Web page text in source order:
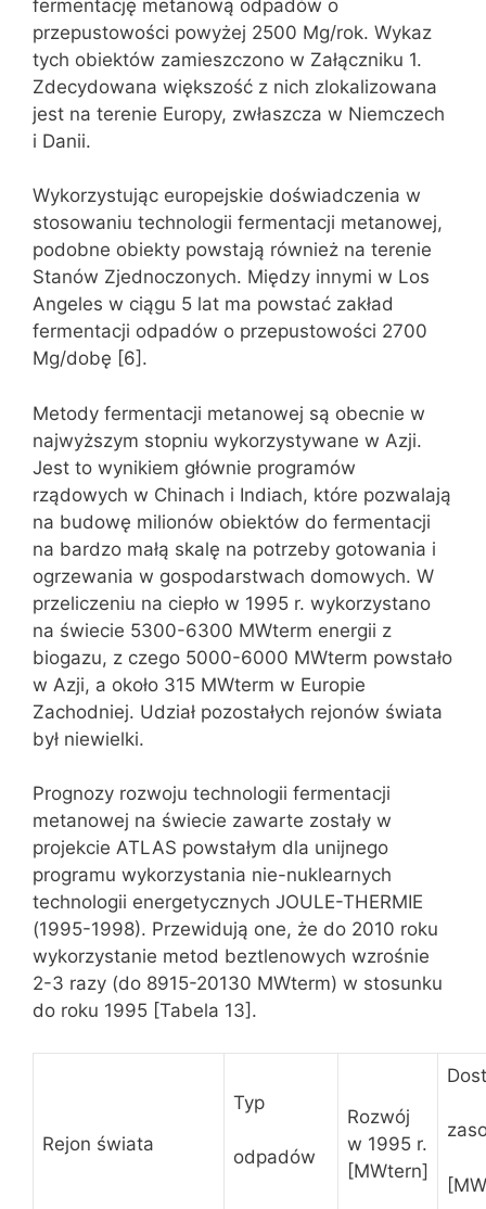
fermentację metanową odpadów o
przepustowości powyżej 2500 Mg/rok. Wykaz
tych obiektów zamieszczono w Załączniku 1.
Zdecydowana większość z nich zlokalizowana
jest na terenie Europy, zwłaszcza w Niemczech
i Danii.
Wykorzystując europejskie doświadczenia w
stosowaniu technologii fermentacji metanowej,
podobne obiekty powstają również na terenie
Stanów Zjednoczonych. Między innymi w Los
Angeles w ciągu 5 lat ma powstać zakład
fermentacji odpadów o przepustowości 2700
Mg/dobę [6].
Metody fermentacji metanowej są obecnie w
najwyższym stopniu wykorzystywane w Azji.
Jest to wynikiem głównie programów
rządowych w Chinach i Indiach, które pozwalają
na budowę milionów obiektów do fermentacji
na bardzo małą skalę na potrzeby gotowania i
ogrzewania w gospodarstwach domowych. W
przeliczeniu na ciepło w 1995 r. wykorzystano
na świecie 5300-6300 MWterm energii z
biogazu, z czego 5000-6000 MWterm powstało
w Azji, a około 315 MWterm w Europie
Zachodniej. Udział pozostałych rejonów świata
był niewielki.
Prognozy rozwoju technologii fermentacji
metanowej na świecie zawarte zostały w
projekcie ATLAS powstałym dla unijnego
programu wykorzystania nie-nuklearnych
technologii energetycznych JOULE-THERMIE
(1995-1998). Przewidują one, że do 2010 roku
wykorzystanie metod beztlenowych wzrośnie
2-3 razy (do 8915-20130 MWterm) w stosunku
do roku 1995 [Tabela 13].
Rejon świata
Typ
odpadów
Rozwój
w 1995 r.
[MWtern]